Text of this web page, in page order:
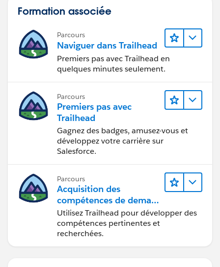
Formation associée
Parcours
Naviguer dans Trailhead
Premiers pas avec Trailhead en
quelques minutes seulement.
Parcours
Premiers pas avec
Trailhead
Gagnez des badges, amusez-vous et
développez votre carrière sur
Salesforce.
Parcours
Acquisition des
compétences de demain
avec Trailhead
Utilisez Trailhead pour développer des
compétences pertinentes et
recherchées.